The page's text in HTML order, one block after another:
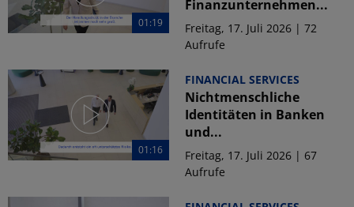
01:19
Finanzunternehmen...
Freitag, 17. Juli 2026 | 72
Aufrufe
01:16
FINANCIAL SERVICES
Nichtmenschliche
Identitäten in Banken
und...
Freitag, 17. Juli 2026 | 67
Aufrufe